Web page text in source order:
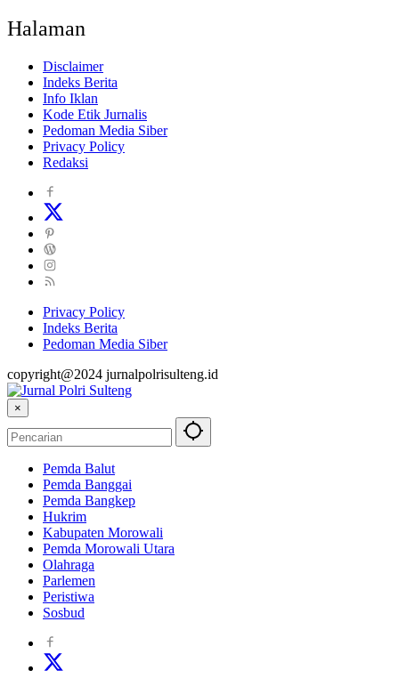
Halaman
Disclaimer
Indeks Berita
Info Iklan
Kode Etik Jurnalis
Pedoman Media Siber
Privacy Policy
Redaksi
Privacy Policy
Indeks Berita
Pedoman Media Siber
copyright@2024 jurnalpolrisulteng.id
×
Pemda Balut
Pemda Banggai
Pemda Bangkep
Hukrim
Kabupaten Morowali
Pemda Morowali Utara
Olahraga
Parlemen
Peristiwa
Sosbud